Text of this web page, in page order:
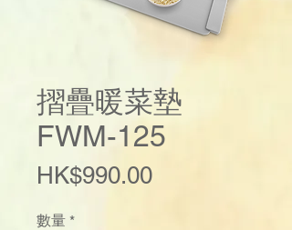
摺疊暖菜墊
FWM-125
HK$990.00價
數量 *